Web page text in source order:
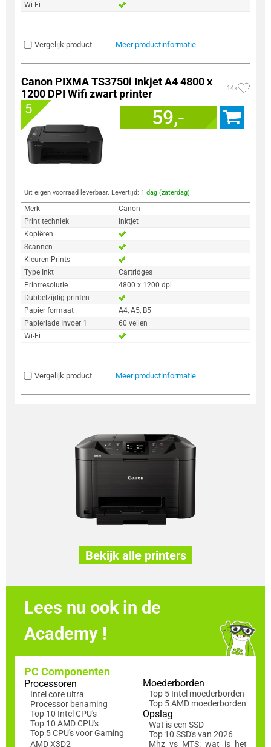
Wi-Fi
Vergelijk product Meer productinformatie
Canon PIXMA TS3750i Inkjet A4 4800 x
1200 DPI Wifi zwart printer
14x
5 59,-
Uit eigen voorraad leverbaar. Levertijd: 1 dag (zaterdag)
Merk
Canon
Print techniek
Inktjet
Kopiëren
Scannen
Kleuren Prints
Type Inkt
Cartridges
Printresolutie
4800 x 1200 dpi
Dubbelzijdig printen
Papier formaat
A4, A5, B5
Papierlade Invoer 1
60 vellen
Wi-Fi
Vergelijk product Meer productinformatie
Bekijk alle printers
Lees nu ook in de
Academy !
PC Componenten
Processoren
Intel core ultra
Processor benaming
Top 10 Intel CPU's
Top 10 AMD CPU's
Top 5 CPU's voor Gaming
AMD X3D2
Moederborden
Top 5 Intel moederborden
Top 5 AMD moederborden
Opslag
Wat is een SSD
Top 10 SSD's van 2026
Mhz vs MTS: wat is het